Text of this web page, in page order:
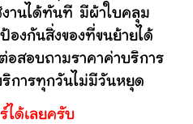
งานได้ทันที มีผ้าใบคลุม
งกันสิ่งของที่ขนย้ายได้
สอบถามราคาค่าบริการ
การทุกวันไม่มีวันหยุด
ได้เลยครับ